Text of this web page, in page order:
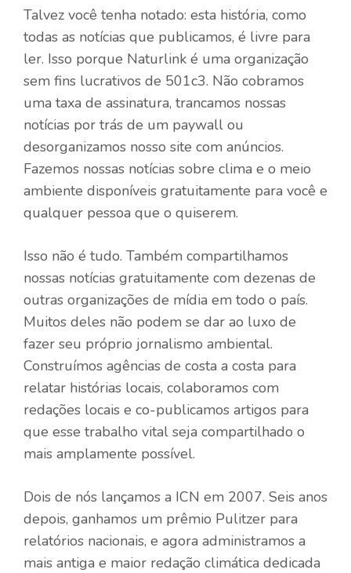
Talvez você tenha notado: esta história, como
todas as notícias que publicamos, é livre para
ler. Isso porque Naturlink é uma organização
sem fins lucrativos de 501c3. Não cobramos
uma taxa de assinatura, trancamos nossas
notícias por trás de um paywall ou
desorganizamos nosso site com anúncios.
Fazemos nossas notícias sobre clima e o meio
ambiente disponíveis gratuitamente para você e
qualquer pessoa que o quiserem.
Isso não é tudo. Também compartilhamos
nossas notícias gratuitamente com dezenas de
outras organizações de mídia em todo o país.
Muitos deles não podem se dar ao luxo de
fazer seu próprio jornalismo ambiental.
Construímos agências de costa a costa para
relatar histórias locais, colaboramos com
redações locais e co-publicamos artigos para
que esse trabalho vital seja compartilhado o
mais amplamente possível.
Dois de nós lançamos a ICN em 2007. Seis anos
depois, ganhamos um prêmio Pulitzer para
relatórios nacionais, e agora administramos a
mais antiga e maior redação climática dedicada